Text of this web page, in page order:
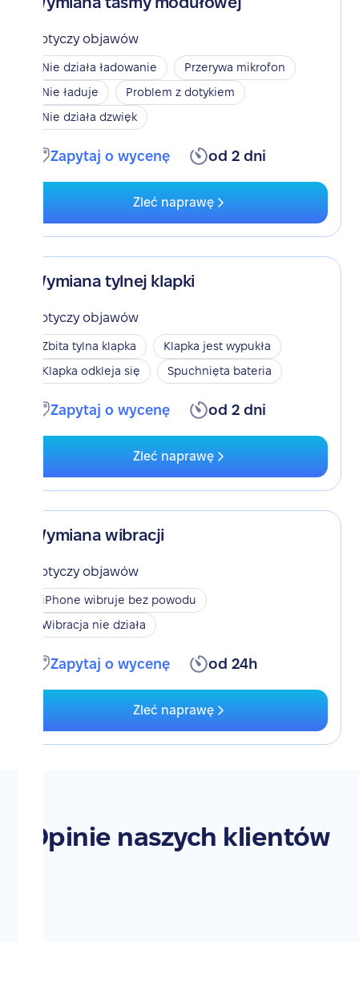
Dotyczy objawów
Nie działa ładowanie
Przerywa mikrofon
Nie ładuje
Problem z dotykiem
Nie działa dzwięk
Zapytaj o wycenę od 2 dni
Zleć naprawę
Wymiana tylnej klapki
Dotyczy objawów
Zbita tylna klapka
Klapka jest wypukła
Klapka odkleja się
Spuchnięta bateria
Zapytaj o wycenę od 2 dni
Zleć naprawę
Wymiana wibracji
Dotyczy objawów
iPhone wibruje bez powodu
Wibracja nie działa
Zapytaj o wycenę od 24h
Zleć naprawę
Opinie naszych klientów